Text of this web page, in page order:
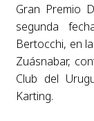
Gran Premio
segunda
Bertocchi, en
Zuásnabar,
Club del
Karting.